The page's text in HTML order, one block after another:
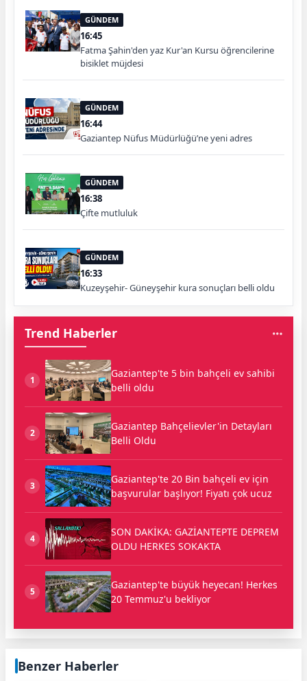
GÜNDEM
16:45
Fatma Şahin'den yaz Kur'an Kursu öğrencilerine
bisiklet müjdesi
GÜNDEM
16:44
Gaziantep Nüfus Müdürlüğü’ne yeni adres
GÜNDEM
16:38
Çifte mutluluk
GÜNDEM
16:33
Kuzeyşehir- Güneyşehir kura sonuçları belli oldu
Trend Haberler
1
Gaziantep'te 5 bin bahçeli ev sahibi
belli oldu
2
Gaziantep Bahçelievler'in Detayları
Belli Oldu
3
Gaziantep'te 20 Bin bahçeli ev için
başvurular başlıyor! Fiyatı çok ucuz
4
SON DAKİKA: GAZİANTEPTE DEPREM
OLDU HERKES SOKAKTA
5
Gaziantep'te büyük heyecan! Herkes
20 Temmuz'u bekliyor
Benzer Haberler